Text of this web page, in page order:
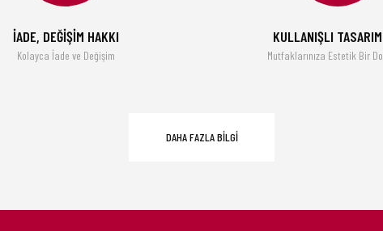
İADE, DEĞİŞİM HAKKI
Kolayca İade ve Değişim
KULLANIŞLI
Mutfaklarınıza Estetik Bir
DAHA FAZLA BİLGİ